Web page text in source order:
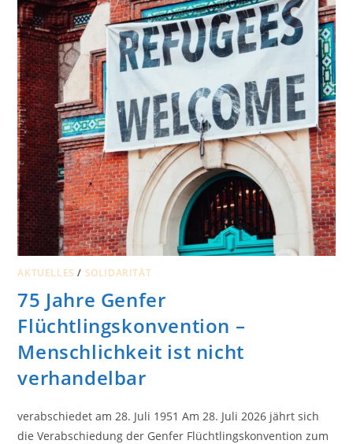
AKTUELLES / SOLIDARITÄT
75 Jahre Genfer
Flüchtlingskonvention –
Menschlichkeit ist nicht
verhandelbar
verabschiedet am 28. Juli 1951 Am 28. Juli 2026 jährt sich
die Verabschiedung der Genfer Flüchtlingskonvention zum